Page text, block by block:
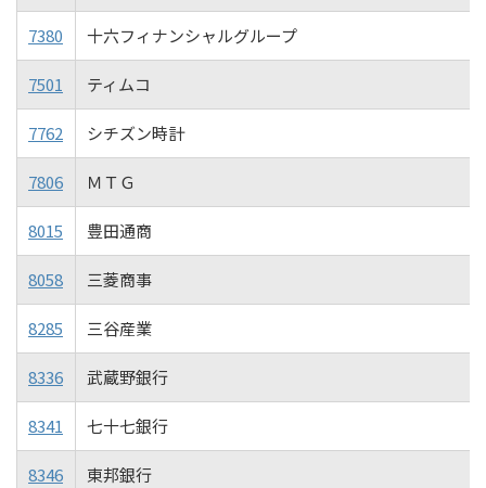
7380 十六フィナンシャルグループ
7501 ティムコ
7762 シチズン時計
7806 ＭＴＧ
8015 豊田通商
8058 三菱商事
8285 三谷産業
8336 武蔵野銀行
8341 七十七銀行
8346 東邦銀行